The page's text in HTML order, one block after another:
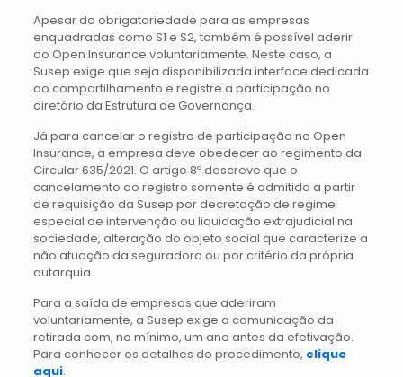
Apesar da obrigatoriedade para as empresas
enquadradas como S1 e S2, também é possível aderir
ao Open Insurance voluntariamente. Neste caso, a
Susep exige que seja disponibilizada interface dedicada
ao compartilhamento e registre a participação no
diretório da Estrutura de Governança.
Já para cancelar o registro de participação no Open
Insurance, a empresa deve obedecer ao regimento da
Circular 635/2021. O artigo 8º descreve que o
cancelamento do registro somente é admitido a partir
de requisição da Susep por decretação de regime
especial de intervenção ou liquidação extrajudicial na
sociedade, alteração do objeto social que caracterize a
não atuação da seguradora ou por critério da própria
autarquia.
Para a saída de empresas que aderiram
voluntariamente, a Susep exige a comunicação da
retirada com, no mínimo, um ano antes da efetivação.
Para conhecer os detalhes do procedimento, clique
aqui.